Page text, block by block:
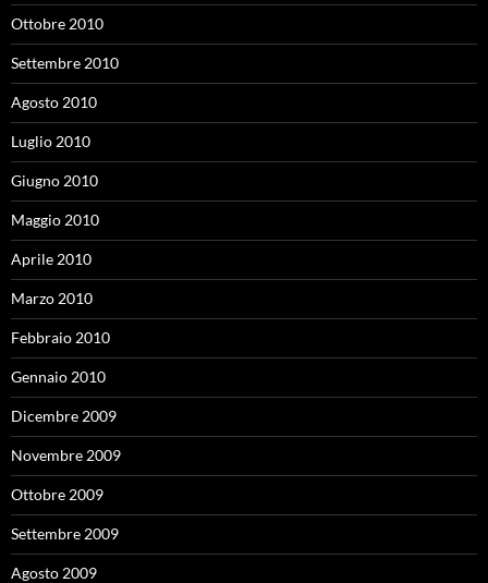
Ottobre 2010
Settembre 2010
Agosto 2010
Luglio 2010
Giugno 2010
Maggio 2010
Aprile 2010
Marzo 2010
Febbraio 2010
Gennaio 2010
Dicembre 2009
Novembre 2009
Ottobre 2009
Settembre 2009
Agosto 2009